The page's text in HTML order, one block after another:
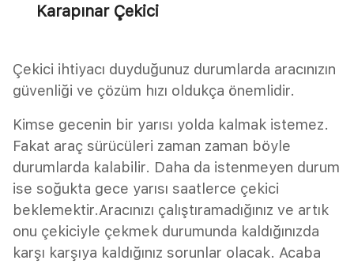
Karapınar Çekici
Çekici ihtiyacı duyduğunuz durumlarda aracınızın
güvenliği ve çözüm hızı oldukça önemlidir.
Kimse gecenin bir yarısı yolda kalmak istemez.
Fakat araç sürücüleri zaman zaman böyle
durumlarda kalabilir. Daha da istenmeyen durum
ise soğukta gece yarısı saatlerce çekici
beklemektir.Aracınızı çalıştıramadığınız ve artık
onu çekiciyle çekmek durumunda kaldığınızda
karşı karşıya kaldığınız sorunlar olacak. Acaba